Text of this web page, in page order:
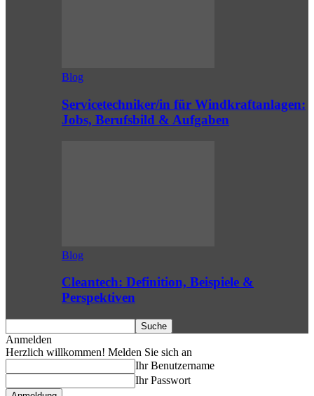
Blog
Servicetechniker/in für Windkraftanlagen:
Jobs, Berufsbild & Aufgaben
Blog
Cleantech: Definition, Beispiele &
Perspektiven
Anmelden
Herzlich willkommen! Melden Sie sich an
Ihr Benutzername
Ihr Passwort